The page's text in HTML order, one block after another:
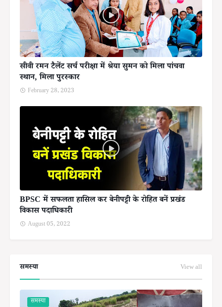
सीवी रमन टैलेंट सर्च परीक्षा में श्रेया सुमन को मिला पांचवा
स्थान, मिला पुरस्कार
February 28, 2023
BPSC में सफलता हासिल कर बेनीपट्टी के रोहित बनें प्रखंड
विकास पदाधिकारी
August 05, 2022
समस्या View all
समस्या